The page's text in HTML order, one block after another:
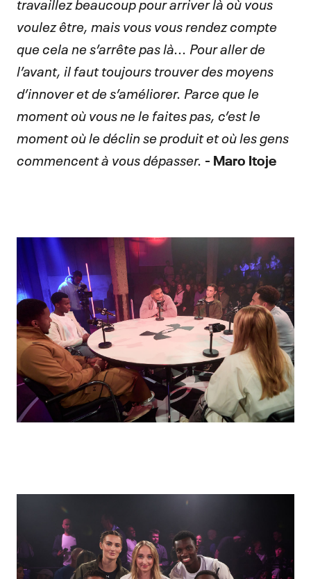
voulez être, mais vous vous rendez compte
que cela ne s’arrête pas là... Pour aller de
l’avant, il faut toujours trouver des moyens
d’innover et de s’améliorer. Parce que le
moment où vous ne le faites pas, c’est le
moment où le déclin se produit et où les gens
commencent à vous dépasser. - Maro Itoje